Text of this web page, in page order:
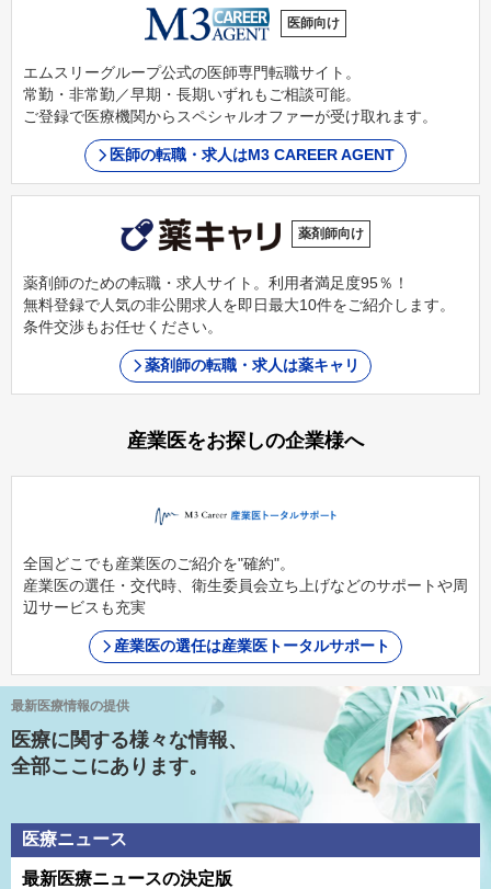
医師向け
エムスリーグループ公式の医師専門転職サイト。
常勤・非常勤／早期・長期いずれもご相談可能。
ご登録で医療機関からスペシャルオファーが受け取れます。
医師の転職・求人はM3 CAREER AGENT
薬剤師向け
薬剤師のための転職・求人サイト。利用者満足度95％！
無料登録で人気の非公開求人を即日最大10件をご紹介します。
条件交渉もお任せください。
薬剤師の転職・求人は薬キャリ
産業医をお探しの企業様へ
全国どこでも産業医のご紹介を"確約"。
産業医の選任・交代時、衛生委員会立ち上げなどのサポートや周
辺サービスも充実
産業医の選任は産業医トータルサポート
最新医療情報の提供
医療に関する様々な情報、
全部ここにあります。
医療ニュース
最新医療ニュースの決定版